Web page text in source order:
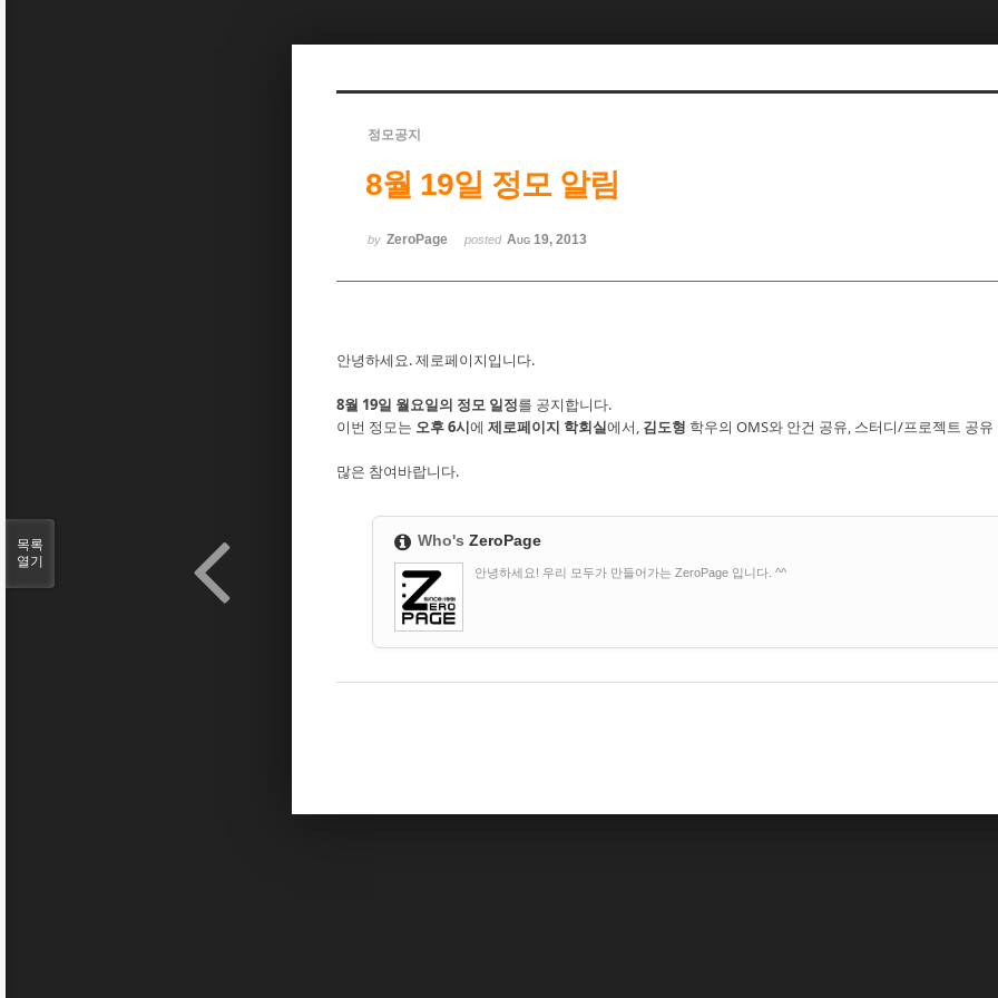
정모공지
8월 19일 정모 알림
by ZeroPage posted Aug 19, 2013
안녕하세요. 제로페이지입니다.
8월 19일 월요일의 정모 일정를 공지합니다.
이번 정모는 오후 6시에 제로페이지 학회실에서, 김도형 학우의 OMS와 안건 공유, 스터디/프로젝트 공
많은 참여바랍니다.
Who's ZeroPage
안녕하세요! 우리 모두가 만들어가는 ZeroPage 입니다. ^^
목록
열기
Sketchbook5, 스케치북5
Sketchbook5, 스케치북5